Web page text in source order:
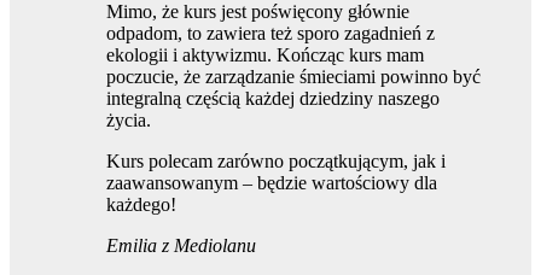
Mimo, że kurs jest poświęcony głównie
odpadom, to zawiera też sporo zagadnień z
ekologii i aktywizmu. Kończąc kurs mam
poczucie, że zarządzanie śmieciami powinno być
integralną częścią każdej dziedziny naszego
życia.
Kurs polecam zarówno początkującym, jak i
zaawansowanym – będzie wartościowy dla
każdego!
Emilia z Mediolanu